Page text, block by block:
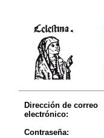
Dirección de correo
electrónico:
Contraseña: